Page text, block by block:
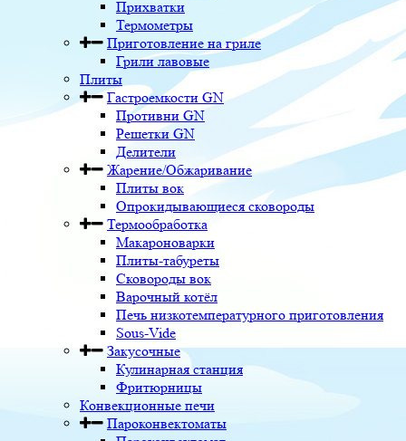
Прихватки
Термометры
Приготовление на гриле
Грили лавовые
Плиты
Гастроемкости GN
Противни GN
Решетки GN
Делители
Жарение/Обжаривание
Плиты вок
Опрокидывающиеся сковороды
Термообработка
Макароноварки
Плиты-табуреты
Сковороды вок
Варочный котёл
Печь низкотемпературного приготовления
Sous-Vide
Закусочные
Кулинарная станция
Фритюрницы
Конвекционные печи
Пароконвектоматы